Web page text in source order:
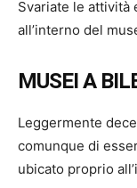
Svariate le attività
all’interno del
MUSEI A
Leggermente
comunque di
ubicato proprio